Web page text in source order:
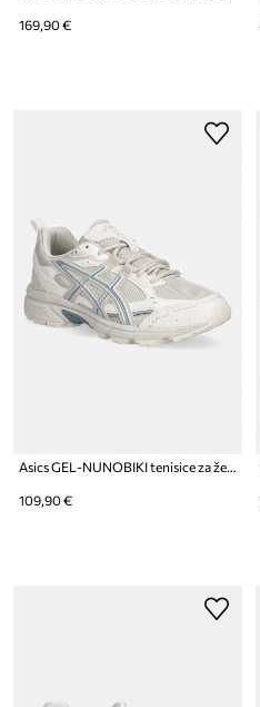
169,90 €
Asics GEL-NUNOBIKI tenisice za žene
109,90 €